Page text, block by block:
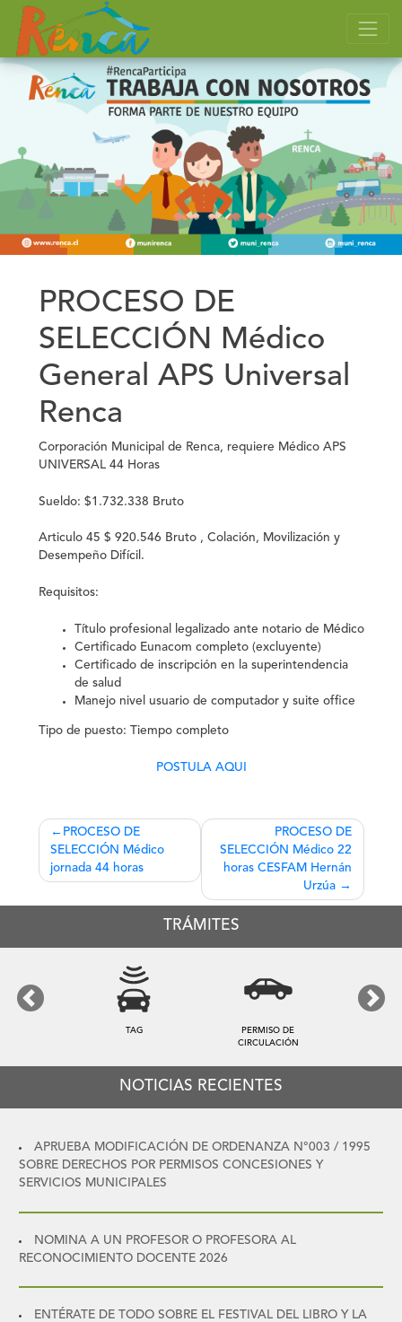
PROCESO DE
SELECCIÓN Médico
General APS Universal
Renca
Corporación Municipal de Renca, requiere Médico APS
UNIVERSAL 44 Horas
Sueldo: $1.732.338 Bruto
Articulo 45 $ 920.546 Bruto , Colación, Movilización y
Desempeño Difícil.
Requisitos:
Título profesional legalizado ante notario de Médico
Certificado Eunacom completo (excluyente)
Certificado de inscripción en la superintendencia
de salud
Manejo nivel usuario de computador y suite office
Tipo de puesto: Tiempo completo
POSTULA AQUI
Navegación
de
PROCESO DE
SELECCIÓN Médico
jornada 44 horas
PROCESO DE
SELECCIÓN Médico 22
horas CESFAM Hernán
Urzúa
TRÁMITES
TAG
PERMISO DE
CIRCULACIÓN
Previous Next
NOTICIAS RECIENTES
APRUEBA MODIFICACIÓN DE ORDENANZA N°003 / 1995
SOBRE DERECHOS POR PERMISOS CONCESIONES Y
SERVICIOS MUNICIPALES
NOMINA A UN PROFESOR O PROFESORA AL
RECONOCIMIENTO DOCENTE 2026
ENTÉRATE DE TODO SOBRE EL FESTIVAL DEL LIBRO Y LA